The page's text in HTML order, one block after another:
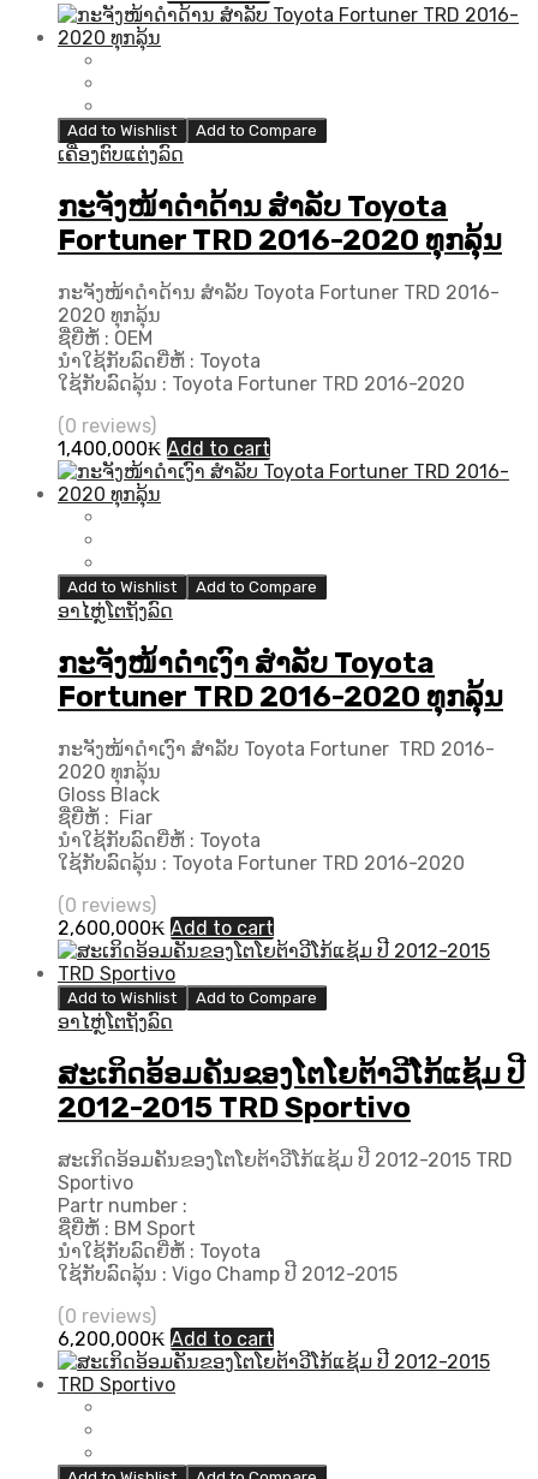
Add to Wishlist Add to Compare
ເຄື່ອງຕົບແຕ່ງລົດ
ກະຈັງໜ້າດຳດ້ານ ສຳລັບ Toyota
Fortuner TRD 2016-2020 ທຸກລຸ້ນ
ກະຈັງໜ້າດຳດ້ານ ສຳລັບ Toyota Fortuner TRD 2016-
2020 ທຸກລຸ້ນ
ຊື່ຍີ່ຫໍ້ : OEM
ນຳໃຊ້ກັບລົດຍີ່ຫໍ້ : Toyota
ໃຊ້ກັບລົດລຸ້ນ : Toyota Fortuner TRD 2016-2020
(0 reviews)
1,400,000₭ Add to cart
Add to Wishlist Add to Compare
ອາໄຫຼ່ໂຕຖັງລົດ
ກະຈັງໜ້າດຳເງົາ ສຳລັບ Toyota
Fortuner TRD 2016-2020 ທຸກລຸ້ນ
ກະຈັງໜ້າດຳເງົາ ສຳລັບ Toyota Fortuner TRD 2016-
2020 ທຸກລຸ້ນ
Gloss Black
ຊື່ຍີ່ຫໍ້ : Fiar
ນຳໃຊ້ກັບລົດຍີ່ຫໍ້ : Toyota
ໃຊ້ກັບລົດລຸ້ນ : Toyota Fortuner TRD 2016-2020
(0 reviews)
2,600,000₭ Add to cart
Add to Wishlist Add to Compare
ອາໄຫຼ່ໂຕຖັງລົດ
ສະເກິດອ້ອມຄັນຂອງໂຕໂຍຕ້າວີໂກ້ແຊ້ມ ປີ
2012-2015 TRD Sportivo
ສະເກິດອ້ອມຄັນຂອງໂຕໂຍຕ້າວີໂກ້ແຊ້ມ ປີ 2012-2015 TRD
Sportivo
Partr number :
ຊື່ຍີ່ຫໍ້ : BM Sport
ນຳໃຊ້ກັບລົດຍີ່ຫໍ້ : Toyota
ໃຊ້ກັບລົດລຸ້ນ : Vigo Champ ປີ 2012-2015
(0 reviews)
6,200,000₭ Add to cart